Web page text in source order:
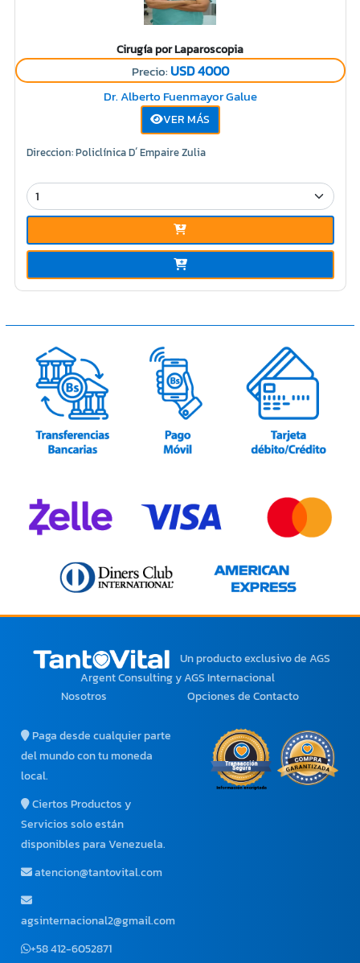
Cirugía por Laparoscopia
Precio: USD 4000
Dr. Alberto Fuenmayor Galue
VER MÁS
Direccion: Policlínica D´ Empaire Zulia
Un producto exclusivode AGS
Argent Consulting y AGS Internacional
Nosotros
Opciones de Contacto
Paga desde cualquier parte
del mundo con tu moneda
local.
Ciertos Productos y
Servicios solo están
disponibles para Venezuela.
atencion@tantovital.com
agsinternacional2@gmail.com
+58 412-6052871